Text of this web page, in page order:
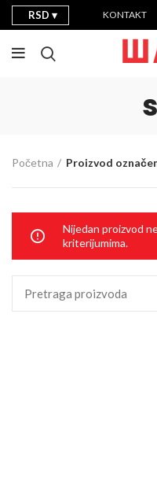
RSD KONTAKT
Početna Proizvod
Nijedan proizvod
kriterijumima.